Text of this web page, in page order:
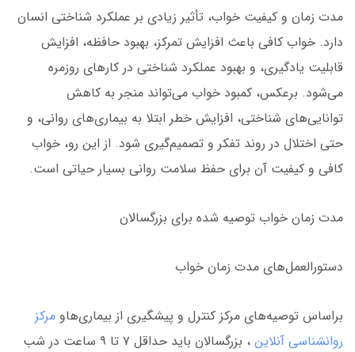
مدت زمان و کیفیت خواب، تأثیر زیادی بر عملکرد شناختی انسان
دارد. خواب کافی باعث افزایش تمرکز، بهبود حافظه، افزایش
قابلیت یادگیری، و بهبود عملکرد شناختی در کارهای روزمره
می‌شود. برعکس، کمبود خواب می‌تواند منجر به کاهش
توانایی‌های شناختی، افزایش خطر ابتلا به بیماری‌های روانی، و
حتی اختلال در روند تفکر و تصمیم‌گیری شود. از این رو، خواب
کافی و کیفیت آن برای حفظ سلامت روانی بسیار حیاتی است.
مدت زمان خواب توصیه شده برای بزرگسالان
دستورالعمل‌های مدت زمان خواب
براساس توصیه‌های مرکز کنترل و پیشگیری از بیماری‌ها‌و مرکز
روانشناسی آنلاین
، بزرگسالان باید حداقل ۷ تا ۹ ساعت در شب